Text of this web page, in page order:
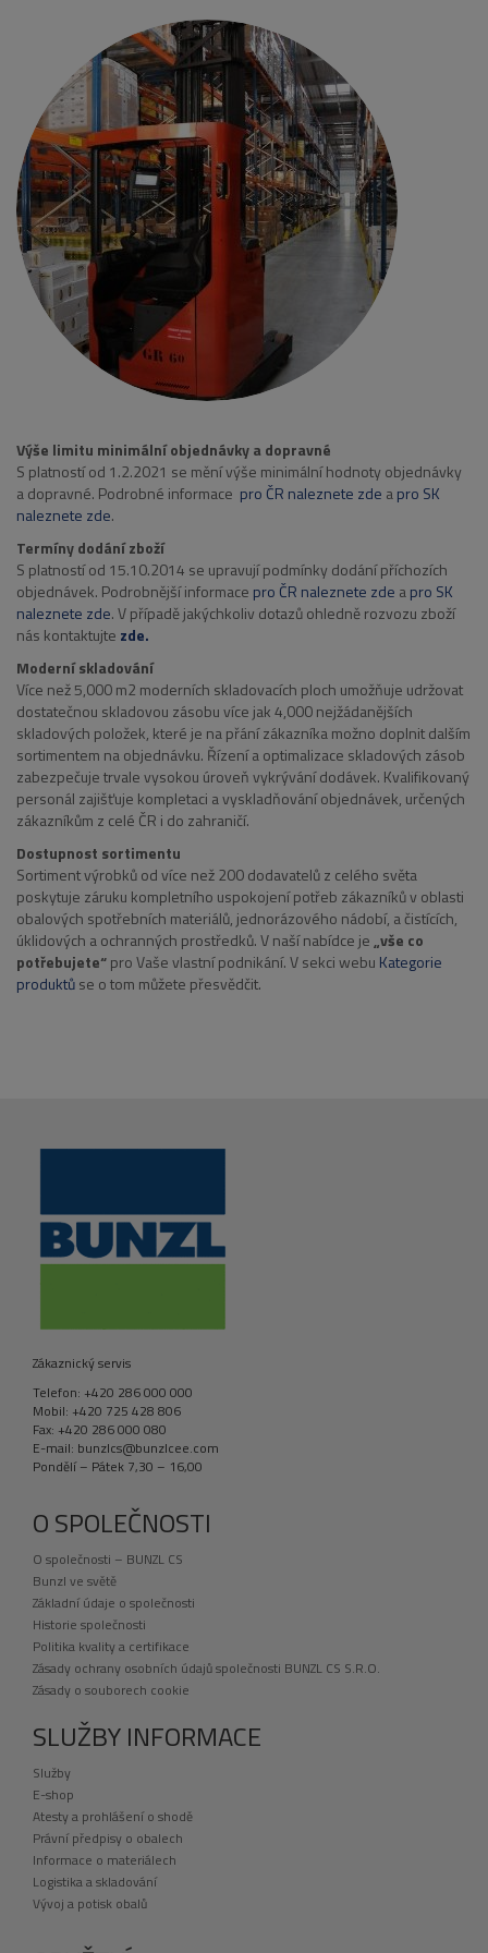
Výše limitu minimální objednávky a dopravné
S platností od 1.2.2021 se mění výše minimální hodnoty objednávky
a dopravné. Podrobné informace pro ČR naleznete zde apro SK
naleznete zde.
Termíny dodání zboží
S platností od 15.10.2014 se upravují podmínky dodání příchozích
objednávek. Podrobnější informace pro ČR naleznete zde apro SK
naleznete zde. V případě jakýchkoliv dotazů ohledně rozvozu zboží
nás kontaktujte zde.
Moderní skladování
Více než 5,000 m2 moderních skladovacích ploch umožňuje udržovat
dostatečnou skladovou zásobu více jak 4,000 nejžádanějších
skladových položek, které je na přání zákazníka možno doplnit dalším
sortimentem na objednávku. Řízení a optimalizace skladových zásob
zabezpečuje trvale vysokou úroveň vykrývání dodávek. Kvalifikovaný
personál zajišťuje kompletaci a vyskladňování objednávek, určených
zákazníkům z celé ČR i do zahraničí.
Dostupnost sortimentu
Sortiment výrobků od více než 200 dodavatelů z celého světa
poskytuje záruku kompletního uspokojení potřeb zákazníků v oblasti
obalových spotřebních materiálů, jednorázového nádobí, a čistících,
úklidových a ochranných prostředků. V naší nabídce je „vše co
potřebujete“pro Vaše vlastní podnikání. V sekci webu Kategorie
produktůse o tom můžete přesvědčit.
Zákaznický servis
Telefon: +420 286 000 000
Mobil: +420 725 428 806
Fax: +420 286 000 080
E-mail: bunzlcs@bunzlcee.com
Pondělí – Pátek 7,30 – 16,00
O SPOLEČNOSTI
O společnosti – BUNZL CS
Bunzl ve světě
Základní údaje o společnosti
Historie společnosti
Politika kvality a certifikace
Zásady ochrany osobních údajů společnosti BUNZL CS S.R.O.
Zásady o souborech cookie
SLUŽBY INFORMACE
Služby
E-shop
Atesty a prohlášení o shodě
Právní předpisy o obalech
Informace o materiálech
Logistika a skladování
Vývoj a potisk obalů